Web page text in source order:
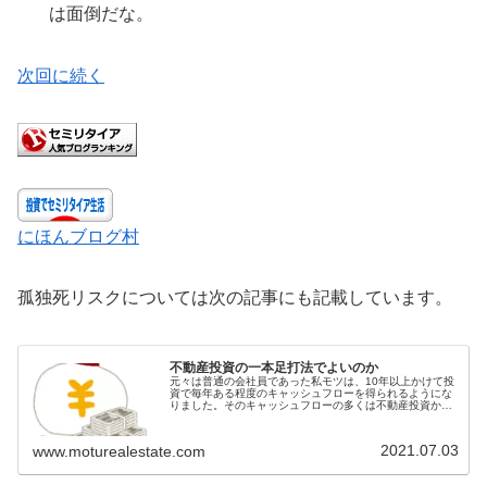
は面倒だな。
次回に続く
にほんブログ村
孤独死リスクについては次の記事にも記載しています。
不動産投資の一本足打法でよいのか
元々は普通の会社員であった私モツは、10年以上かけて投
資で毎年ある程度のキャッシュフローを得られるようにな
りました。そのキャッシュフローの多くは不動産投資から
www.moturealestate.com 2021.07.03